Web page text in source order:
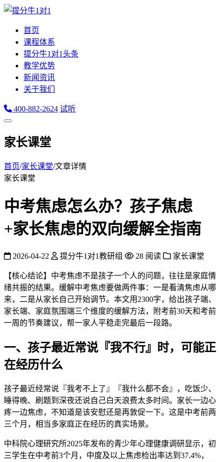
首页
课程体系
提分牛1对1头条
教学优势
新闻资讯
关于我们
400-882-2624 试听
家长课堂
首页/家长课堂/文章详情
家长课堂
中考焦虑怎么办？孩子焦虑
+家长焦虑的双向缓解全指南
2026-04-22 提分牛1对1教研组 28 阅读 家长课堂
【核心结论】中考焦虑不是孩子一个人的问题，往往是家庭情
绪共振的结果。缓解中考焦虑要做两件事：一是看清焦虑从哪
来，二是从家长自己开始调节。本文用2300字，给出孩子端、
家长端、家庭氛围端三个维度的缓解方法，附考前30天和考前
一周的节奏建议，帮一家人平稳走完最后一段路。
一、孩子最近常说『我不行』时，可能正
在经历什么
孩子最近经常说『我考不上了』『我什么都不会』，吃饭少、
睡得晚、刷题到深夜还说自己白天浪费太多时间。家长一边心
疼一边焦虑，不知道是该安慰还是再敦促一下。这是中考前两
三个月，相当多家庭正在经历的真实场景。
中科院心理研究所2025年发布的青少年心理健康调研显示，初
三学生在中考前3个月，中度及以上焦虑检出率达到37.4%，